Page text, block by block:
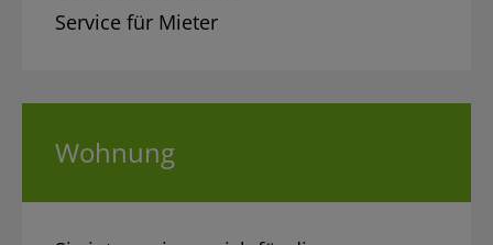
Service für Mieter
Wohnung